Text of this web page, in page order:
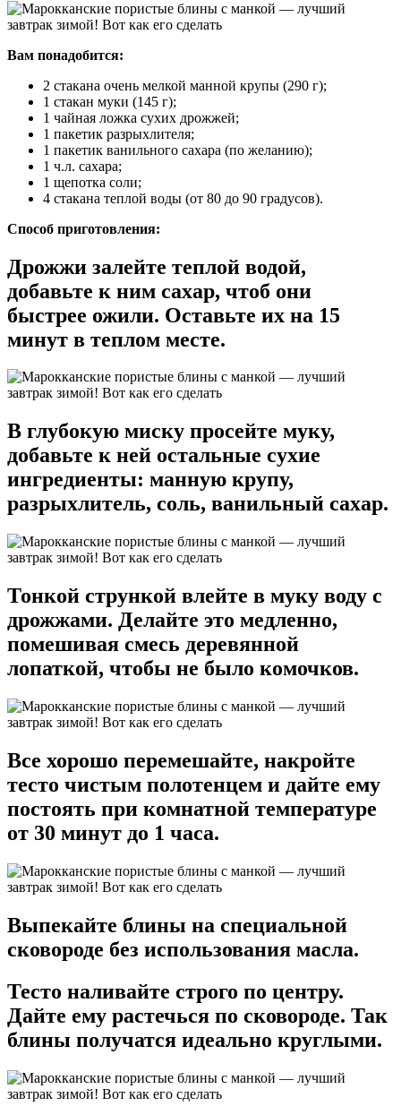
Вам понадобится:
2 стакана очень мелкой манной крупы (290 г);
1 стакан муки (145 г);
1 чайная ложка сухих дрожжей;
1 пакетик разрыхлителя;
1 пакетик ванильного сахара (по желанию);
1 ч.л. сахара;
1 щепотка соли;
4 стакана теплой воды (от 80 до 90 градусов).
Способ приготовления:
Дрожжи залейте теплой водой,
добавьте к ним сахар, чтоб они
быстрее ожили. Оставьте их на 15
минут в теплом месте.
В глубокую миску просейте муку,
добавьте к ней остальные сухие
ингредиенты: манную крупу,
разрыхлитель, соль, ванильный сахар.
Тонкой стрункой влейте в муку воду с
дрожжами. Делайте это медленно,
помешивая смесь деревянной
лопаткой, чтобы не было комочков.
Все хорошо перемешайте, накройте
тесто чистым полотенцем и дайте ему
постоять при комнатной температуре
от 30 минут до 1 часа.
Выпекайте блины на специальной
сковороде без использования масла.
Тесто наливайте строго по центру.
Дайте ему растечься по сковороде. Так
блины получатся идеально круглыми.